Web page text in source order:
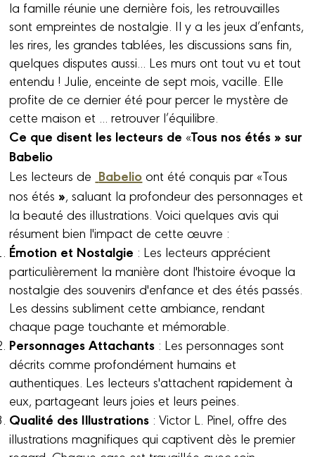
la famille réunie une dernière fois, les retrouvailles
sont empreintes de nostalgie. Il y a les jeux d’enfants,
les rires, les grandes tablées, les discussions sans fin,
quelques disputes aussi... Les murs ont tout vu et tout
entendu ! Julie, enceinte de sept mois, vacille. Elle
profite de ce dernier été pour percer le mystère de
cette maison et ... retrouver l’équilibre.
Ce que disent les lecteurs de «Tous nos étés » sur
Babelio
Les lecteurs de Babelioont été conquis par «Tous
nos étés », saluant la profondeur des personnages et
la beauté des illustrations. Voici quelques avis qui
résument bien l'impact de cette œuvre :
Émotion et Nostalgie : Les lecteurs apprécient
particulièrement la manière dont l'histoire évoque la
nostalgie des souvenirs d'enfance et des étés passés.
Les dessins subliment cette ambiance, rendant
chaque page touchante et mémorable.
Personnages Attachants : Les personnages sont
décrits comme profondément humains et
authentiques. Les lecteurs s'attachent rapidement à
eux, partageant leurs joies et leurs peines.
Qualité des Illustrations : Victor L. Pinel, offre des
illustrations magnifiques qui captivent dès le premier